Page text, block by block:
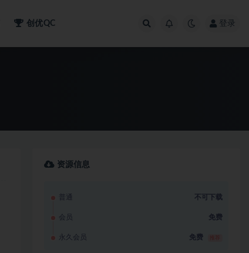
创优QC 登录
资源信息
普通 不可下载
会员 免费
永久会员 免费